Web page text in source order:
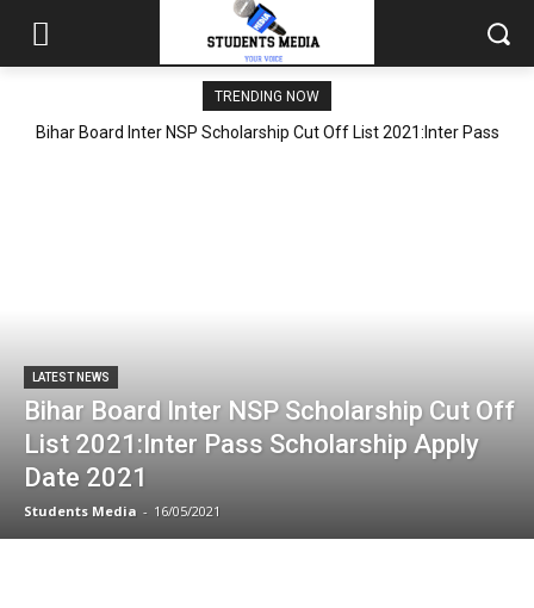
TRENDING NOW
Bihar Board Inter NSP Scholarship Cut Off List 2021:Inter Pass
LATEST NEWS
Bihar Board Inter NSP Scholarship Cut Off
List 2021:Inter Pass Scholarship Apply
Date 2021
Students Media - 16/05/2021